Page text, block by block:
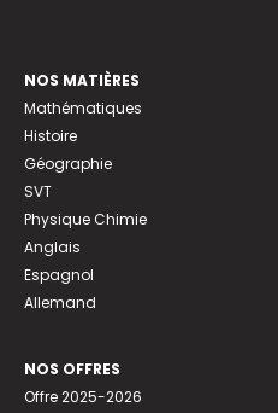
NOS MATIÈRES
Mathématiques
Histoire
Géographie
SVT
Physique Chimie
Anglais
Espagnol
Allemand
NOS OFFRES
Offre 2025-2026